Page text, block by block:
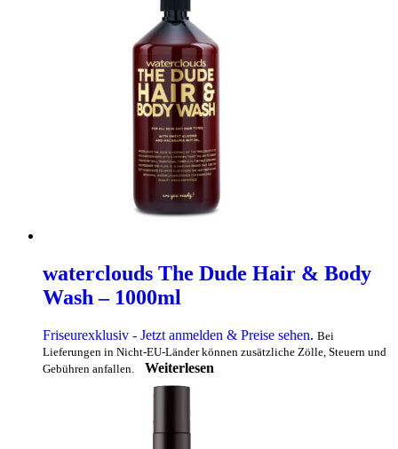
waterclouds The Dude Hair & Body
Wash – 1000ml
Friseurexklusiv - Jetzt anmelden & Preise sehen. Bei
Lieferungen in Nicht-EU-Länder können zusätzliche Zölle, Steuern und
Gebühren anfallen.
Weiterlesen